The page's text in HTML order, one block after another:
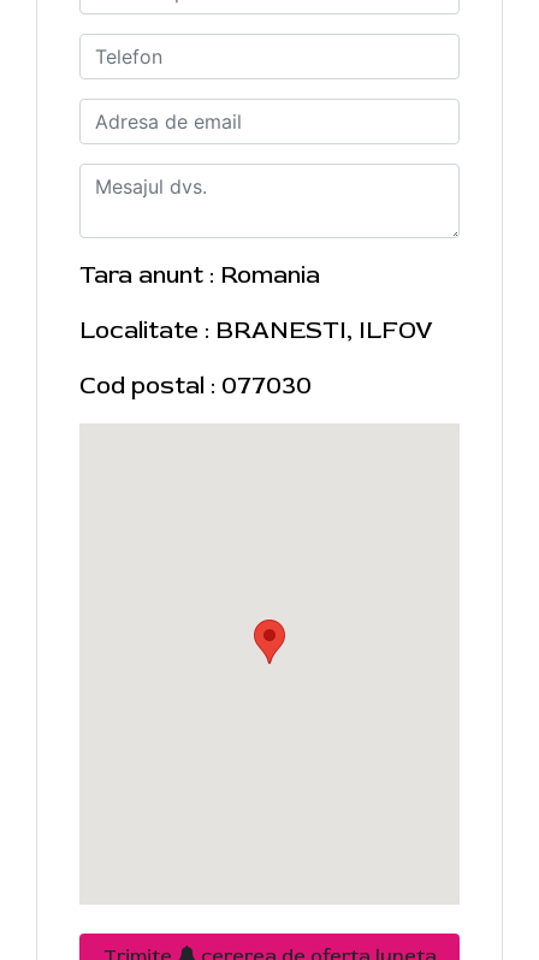
Tara anunt : Romania
Localitate : BRANESTI, ILFOV
Cod postal : 077030